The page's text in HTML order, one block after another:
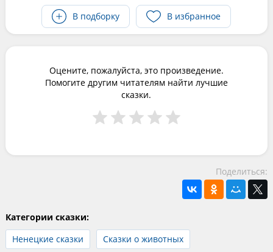
В подборку
В избранное
Оцените, пожалуйста, это произведение.
Помогите другим читателям найти лучшие
сказки.
Поделиться:
Категории сказки:
Ненецкие сказки
Сказки о животных